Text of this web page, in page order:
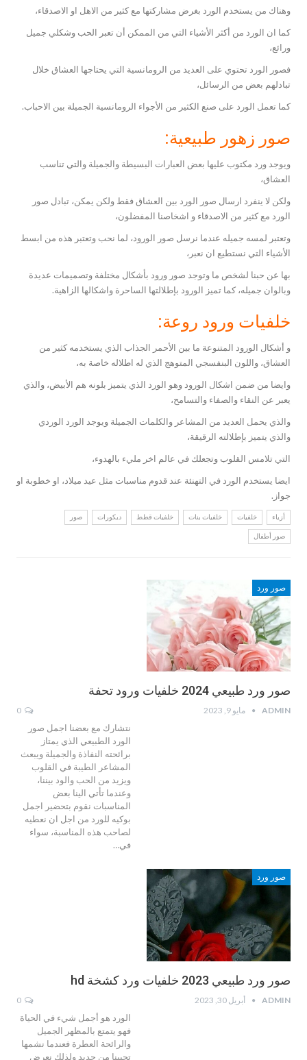
وهناك من يستخدم الورد بغرض مشاركتها مع كثير من الاهل او الاصدقاء،
كما ان الورد من أكثر الأشياء التي من الممكن أن تعبر الحب وشكلي جميل
ورائع،
فصور الورد تحتوي على العديد من الرومانسية التي يحتاجها العشاق خلال
تبادلهم بعض من الرسائل،
كما تعمل الورد على صنع الكثير من الأجواء الرومانسية الجميلة بين الاحباب.
صور زهور طبيعية:
ويوجد ورد مكتوب عليها بعض العبارات البسيطة والجميلة والتي تناسب
العشاق،
ولكن لا ينفرد ارسال صور الورد بين العشاق فقط ولكن يمكن، تبادل صور
الورد مع كثير من الاصدقاء و اشخاصنا المفضلون،
وتعتبر لمسه جميله عندما نرسل صور الورود، لما نحب وتعتبر هذه من ابسط
الأشياء التي نستطيع ان نعبر،
بها عن حبنا لشخص ما وتوجد صور ورود بأشكال مختلفة وتصميمات عديدة
وبالوان جميله، كما تميز الورود بإطلالتها الساحرة واشكالها الزاهية.
خلفيات ورود روعة:
و أشكال الورود المتنوعة ما بين الأحمر الجذاب الذي يستخدمه كثير من
العشاق، واللون البنفسجي المتوهج الذي له اطلاله خاصة به،
وايضا من ضمن اشكال الورود وهو الورد الذي يتميز بلونه هم الأبيض، والذي
يعبر عن النقاء والصفاء والتسامح،
والذي يحمل العديد من المشاعر والكلمات الجميلة ويوجد الورد الوردي
والذي يتميز بإطلالته الرقيقة،
التي تلامس القلوب وتجعلك في عالم اخر مليء بالهدوء،
ايضا يستخدم الورد في التهنئة عند قدوم مناسبات مثل عيد ميلاد، او خطوبة او
جواز.
أزياء خلفيات خلفيات بنات خلفيات قطط ديكورات صور
صور أطفال
صور ورد
صور ورد طبيعي 2024 خلفيات ورود تحفة
ADMIN مايو 9, 2023
نتشارك مع بعضنا اجمل صور
الورد الطبيعي الذي يمتاز
برائحته النفاذة والجميلة ويبعث
المشاعر الطيبة في القلوب
ويزيد من الحب والود بيننا،
وعندما تأتي الينا بعض
المناسبات نقوم بتحضير اجمل
بوكيه للورد من اجل ان نعطيه
لصاحب هذه المناسبة، سواء
في…
صور ورد
صور ورد طبيعي 2023 خلفيات ورد كشخة hd
ADMIN أبريل 30, 2023
الورد هو أجمل شيء في الحياة
فهو يتمتع بالمظهر الجميل
والرائحة العطرة فعندما نشمها
تحيينا من جديد ولذلك نعرض